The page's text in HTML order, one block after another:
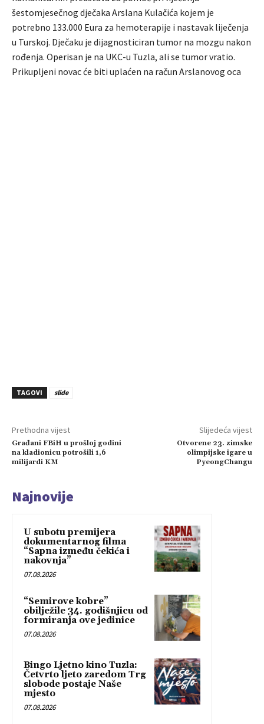
šestomjesečnog dječaka Arslana Kulačića kojem je
potrebno 133.000 Eura za hemoterapije i nastavak liječenja
u Turskoj. Dječaku je dijagnosticiran tumor na mozgu nakon
rođenja. Operisan je na UKC-u Tuzla, ali se tumor vratio.
Prikupljeni novac će biti uplaćen na račun Arslanovog oca
TAGOVI slide
Prethodna vijest
Građani FBiH u prošloj godini
na kladionicu potrošili 1,6
milijardi KM
Slijedeća vijest
Otvorene 23. zimske
olimpijske igare u
PyeongChangu
Najnovije
U subotu premijera
dokumentarnog filma
“Sapna između čekića i
nakovnja”
07.08.2026
“Semirove kobre”
obilježile 34. godišnjicu od
formiranja ove jedinice
07.08.2026
Bingo Ljetno kino Tuzla:
Četvrto ljeto zaredom Trg
slobode postaje Naše
mjesto
07.08.2026